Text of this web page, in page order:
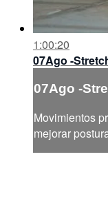
1:00:20
07Ago -
07Ago -
Movimientos
mejorar